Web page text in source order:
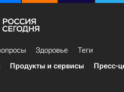
Здоровье
Теги
Продукты и сервисы Пресс-